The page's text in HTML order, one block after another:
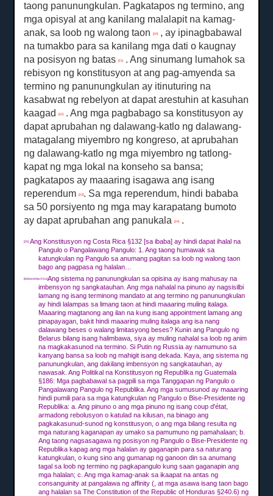
taong panunungkulan. Pagkatapos ng termino, ang
mga opisyal at ang kanilang malalapit na kamag-
anak, sa loob ng walong taon[20]
, ay ipinagbabawal
na tumakbo para sa kanilang mga dati o kaugnay
na posisyon ng batas[21] .Ang sinumang lumahok sa
rebisyon ng konstitusyon at ang pag-amyenda sa
termino ng panunungkulan ay itinuturing na
kasabwat ng rebelyon at dapat arestuhin at kasuhan
kaagad[22] .Ang mga pagbabago sa konstitusyon ay
dapat aprubahan ng dalawang-katlo ng dalawang-
matagalang miyembro ng kongreso, at aprubahan
ng dalawang-katlo ng mga miyembro ng tatlong-
kapat ng mga lokal na konseho sa bansa;
pagkatapos ay maaaring isagawa ang isang
reperendum[23] . Sa mga reperendum, hindi bababa
sa 50 porsiyento ng mga may karapatang bumoto
ay dapat aprubahan ang panukala[24] .
[20] Ang Konstitusyon ng Costa Rica §132 [sa ibaba] ay hindi dapat ihalal na
Pangulo o Pangalawang Pangulo: 1. Ang taong humawak sa
katungkulan ng Pangulo sa anumang pagitan sa loob ng walong taon
bago ang pagpasa ng halalan…
[dalawampu't isa] Ang sistema ng panunungkulan sa opisina ay isang mahusay na
imbensyon ng sangkatauhan.Ang mga nahalal na pinuno ay nagsisilbi
lamang ng isang terminong mandato at ang termino ng panunungkulan
ay hindi lalampas sa limang taon at hindi maaaring muling italaga.
Maaaring magtanong ang ilan na kung isang appointment lamang ang
pinapayagan, bakit hindi maaaring muling italaga ang isa nang
dalawang beses o walang limitasyong beses?Kunin ang Pangulo ng
Belarus bilang isang halimbawa, siya ay muling nahalal sa loob ng anim
na magkakasunod na termino.Si Putin ng Russia ay namumuno sa
kanyang bansa sa loob ng mahigit isang dekada.Kaya, ang sistema ng
panunungkulan, ang dakilang imbensyon ng sangkatauhan, ay
nawasak.Ang Politikal na Konstitusyon ng Republika ng Guatemala
§186: Mga pagbabawal sa pagpili sa mga Tanggapan ng Pangulo o
Pangalawang Pangulo ng Republika.Ang mga sumusunod ay maaaring
hindi pumili para sa mga katungkulan ng Pangulo o Bise-Presidente ng
Republika: a.Ang pinuno o ang mga pinuno ng isang coup d'état,
armadong rebolusyon o katulad na kilusan, na binago ang
pagkakasunud-sunod ng konstitusyon, o ang mga bilang resulta ng
mga naturang kaganapan ay umako sa pamumuno ng pamahalaan;b.
Ang taong nagsasagawa ng posisyon ng Pangulo o Bise-Presidente ng
Republika kapag ang mga halalan ay gaganapin para sa naturang
katungkulan, o kung sino ang gumanap ng ganoon din sa anumang
tagal sa loob ng termino ng pagkapangulo kung saan gaganapin ang
mga halalan;c.Ang mga kamag-anak sa ikaapat na antas ng
consanguinity at pangalawa ng affinity (, at mga asawa isang taon bago
ang halalan sa The Constitution of the Republic of Honduras §240.6) ng